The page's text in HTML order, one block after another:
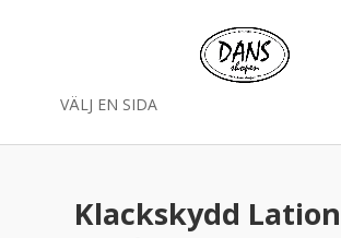
VÄLJ EN SIDA
Klackskydd